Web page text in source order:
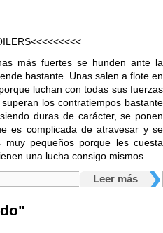
más fuertes se hunden ante la
bastante. Unas salen a flote en
luchan con todas sus fuerzas
los contratiempos bastante
duras de carácter, se ponen
es complicada de atravesar y se
pequeños porque les cuesta
una lucha consigo mismos.
Leer más